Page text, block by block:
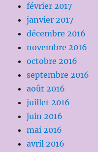
février 2017
janvier 2017
décembre 2016
novembre 2016
octobre 2016
septembre 2016
août 2016
juillet 2016
juin 2016
mai 2016
avril 2016